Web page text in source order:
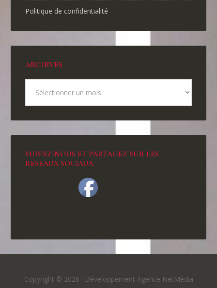
Politique de confidentialité
ARCHIVES
SUIVEZ-NOUS ET PARTAGEZ SUR LES
RÉSEAUX SOCIAUX
Copyright © 2026 · Développement Agence NetMédia